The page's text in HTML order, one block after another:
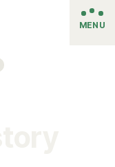
MENU